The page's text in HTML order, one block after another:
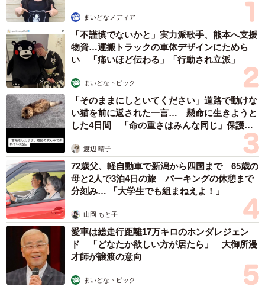
まいどなメディア
「不謹慎でないかと」実力派歌手、熊本へ支援
物資…運搬トラックの車体デザインにためら
い 「痛いほど伝わる」「行動され立派」
まいどなトピック
「そのままにしといてください」道路で動けな
い猫を前に返された一言… 懸命に生きようと
した4日間 「命の重さはみんな同じ」保護団
渡辺 晴子
72歳父、軽自動車で新潟から四国まで 65歳の
母と2人で3泊4日の旅 パーキングの休憩まで
分刻み… 「大学生でも組まねえよ！」
山岡 もと子
愛車は総走行距離17万キロのホンダレジェン
ド 「どなたか欲しい方が居たら」 大御所漫
才師が譲渡の意向
まいどなトピック